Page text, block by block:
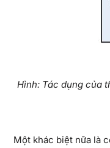
Hình: Tác dụng của
Một khác biệt nữa là